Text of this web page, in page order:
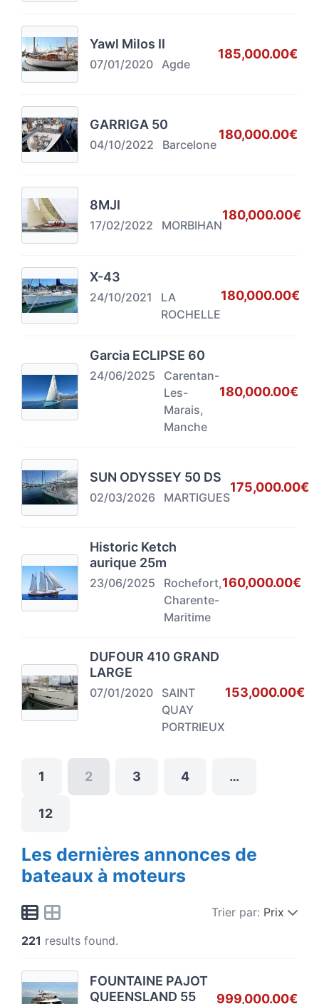
Yawl Milos II
07/01/2020 Agde
185,000.00€
GARRIGA 50
04/10/2022 Barcelone
180,000.00€
8MJI
17/02/2022 MORBIHAN
180,000.00€
X-43
24/10/2021
LA
ROCHELLE
180,000.00€
Garcia ECLIPSE 60
24/06/2025
Carentan-
Les-
Marais,
Manche
180,000.00€
SUN ODYSSEY 50 DS
02/03/2026 MARTIGUES
175,000.00€
Historic Ketch
aurique 25m
23/06/2025
Rochefort,
Charente-
Maritime
160,000.00€
DUFOUR 410 GRAND
LARGE
07/01/2020
SAINT
QUAY
PORTRIEUX
153,000.00€
1 2 3 4 …
12
Les dernières annonces de
bateaux à moteurs
Trier par: Prix
221 results found.
FOUNTAINE PAJOT
QUEENSLAND 55
999,000.00€